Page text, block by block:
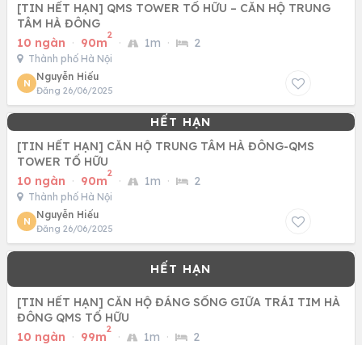
[TIN HẾT HẠN] QMS TOWER TỐ HỮU – CĂN HỘ TRUNG
TÂM HÀ ĐÔNG
10 ngàn · 90m
2
· 1m · 2
Thành phố Hà Nội
N
Nguyễn Hiếu
Đăng 26/06/2025
[TIN HẾT HẠN] CĂN HỘ TRUNG TÂM HÀ ĐÔNG-QMS
TOWER TỐ HỮU
10 ngàn · 90m
2
· 1m · 2
Thành phố Hà Nội
N
Nguyễn Hiếu
Đăng 26/06/2025
[TIN HẾT HẠN] CĂN HỘ ĐÁNG SỐNG GIỮA TRÁI TIM HÀ
ĐÔNG QMS TỐ HỮU
10 ngàn · 99m
2
· 1m · 2